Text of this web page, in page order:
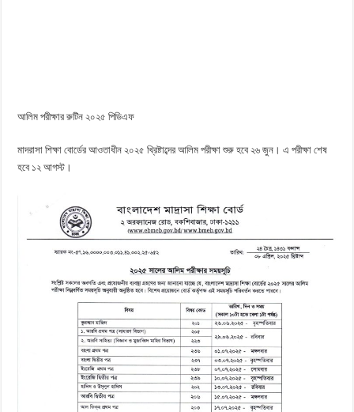
আলিম পরীক্ষার রুটিন ২০২৫ পিডিএফ
মাদরাসা শিক্ষা বোর্ডের আওতাধীন ২০২৫ খ্রিষ্টাব্দের আলিম পরীক্ষা শুরু হবে ২৬ জুন। এ পরীক্ষা শেষ
হবে ১২ আগস্ট।